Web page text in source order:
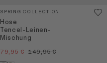
SPRING COLLECTION
Hose
Tencel-Leinen-
Mischung
79,95 € 149,95 €